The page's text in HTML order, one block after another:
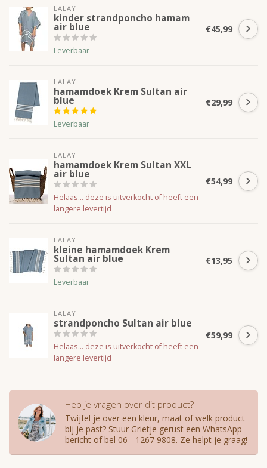
LALAY
kinder strandponcho hamam
air blue
Leverbaar
€45,99
LALAY
hamamdoek Krem Sultan air
blue
Leverbaar
€29,99
LALAY
hamamdoek Krem Sultan XXL
air blue
Helaas... deze is uitverkocht of heeft een
langere levertijd
€54,99
LALAY
kleine hamamdoek Krem
Sultan air blue
Leverbaar
€13,95
LALAY
strandponcho Sultan air blue
Helaas... deze is uitverkocht of heeft een
langere levertijd
€59,99
Heb je vragen over dit product?
Twijfel je over een kleur, maat of welk product
bij je past? Stuur Grietje gerust een WhatsApp-
bericht of bel 06 - 1267 9808. Ze helpt je graag!